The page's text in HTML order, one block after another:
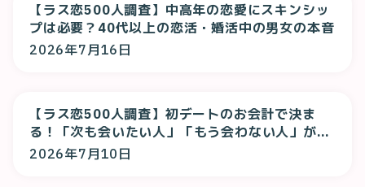
【ラス恋500人調査】中高年の恋愛にスキンシッ
プは必要？40代以上の恋活・婚活中の男女の本音
2026年7月16日
【ラス恋500人調査】初デートのお会計で決ま
る！「次も会いたい人」「もう会わない人」が判
明
2026年7月10日